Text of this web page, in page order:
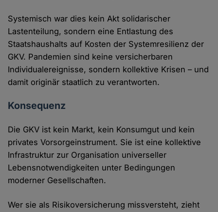
Systemisch war dies kein Akt solidarischer
Lastenteilung, sondern eine Entlastung des
Staatshaushalts auf Kosten der Systemresilienz der
GKV. Pandemien sind keine versicherbaren
Individualereignisse, sondern kollektive Krisen – und
damit originär staatlich zu verantworten.
Konsequenz
Die GKV ist kein Markt, kein Konsumgut und kein
privates Vorsorgeinstrument. Sie ist eine kollektive
Infrastruktur zur Organisation universeller
Lebensnotwendigkeiten unter Bedingungen
moderner Gesellschaften.
Wer sie als Risikoversicherung missversteht, zieht